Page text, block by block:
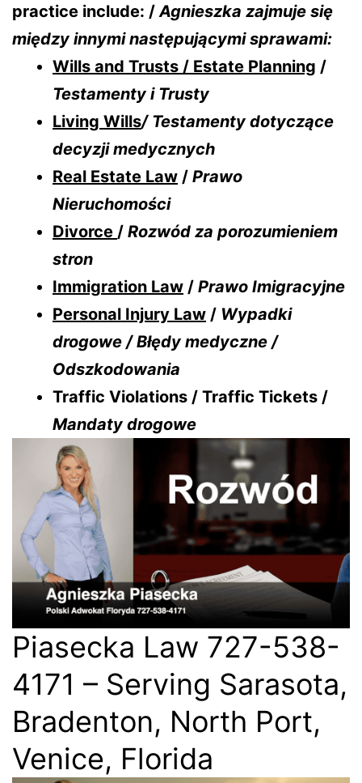
practice include: / Agnieszka zajmuje się
między innymi następującymi sprawami:
Wills and Trusts / Estate Planning /
Testamenty i Trusty
Living Wills/ Testamenty dotyczące
decyzji medycznych
Real Estate Law / Prawo
Nieruchomości
Divorce / Rozwód za porozumieniem
stron
Immigration Law / Prawo Imigracyjne
Personal Injury Law / Wypadki
drogowe / Błędy medyczne /
Odszkodowania
Traffic Violations / Traffic Tickets /
Mandaty drogowe
Piasecka Law 727-538-
4171 – Serving Sarasota,
Bradenton, North Port,
Venice, Florida